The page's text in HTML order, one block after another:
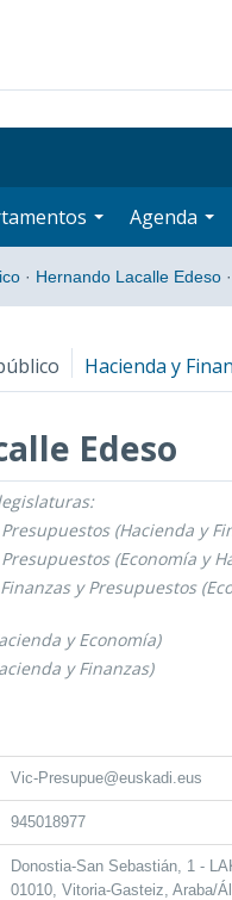
Agenda
· Hernando Lacalle Edeso ·
Hacienda y
Edeso
fin
(Hacienda y
(Economía y
y Presupuestos
y Economía)
y Finanzas)
Vic-Presupue@euskadi.eus
945018977
Donostia-San Sebastián, 1 -
01010, Vitoria-Gasteiz, Araba/